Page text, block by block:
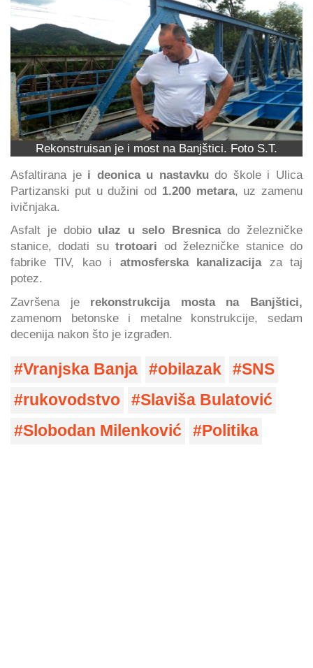
Rekonstruisan je i most na Banjštici. Foto S.T.
Asfaltirana je i deonica u nastavkudo škole i Ulica
Partizanski put u dužini od 1.200 metara, uz zamenu
ivičnjaka.
Asfalt je dobio ulaz u selo Bresnicado železničke
stanice, dodati sutrotoari od železničke stanice do
fabrike TIV, kao i atmosferska kanalizacija za taj
potez.
Završena je rekonstrukcija mosta na Banjštici,
zamenom betonske i metalne konstrukcije, sedam
decenija nakon što je izgrađen.
Vranjska Banja obilazak
SNS
rukovodstvo
Slaviša Bulatović
Slobodan Milenković
Politika